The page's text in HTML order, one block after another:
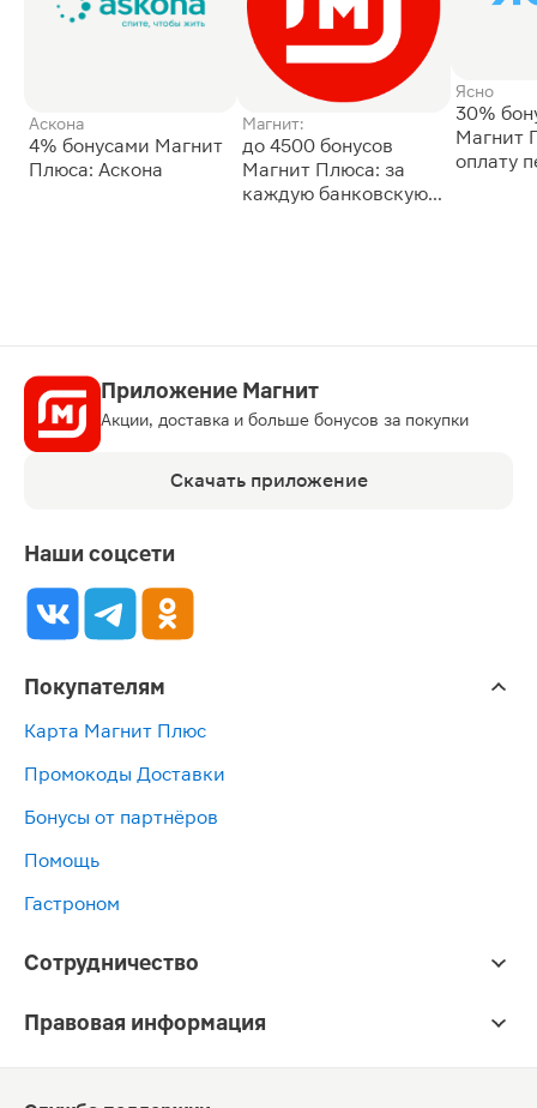
Аскона
4% бонусами Магнит
Плюса: Аскона
Магнит:
до 4500 бонусов
Магнит Плюса: за
каждую банковскую
Ясно
30%
Магнит
оплату
Приложение Магнит
Акции, доставка и больше бонусов за покупки
Скачать приложение
Наши соцсети
Покупателям
Карта Магнит Плюс
Промокоды Доставки
Бонусы от партнёров
Помощь
Гастроном
Сотрудничество
Правовая информация